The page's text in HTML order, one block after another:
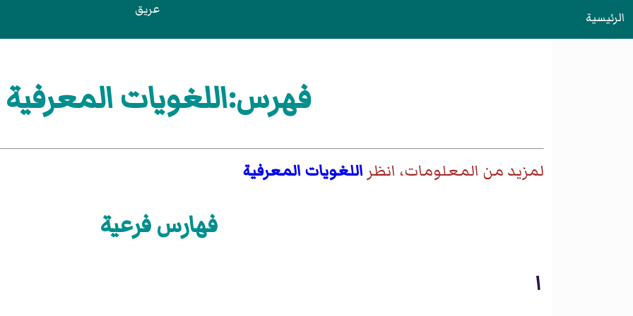
الرئيسية عريق
فهرس:اللغويات المعرفية
لمزيد من المعلومات، انظر اللغويات المعرفية
فهارس فرعية
ا